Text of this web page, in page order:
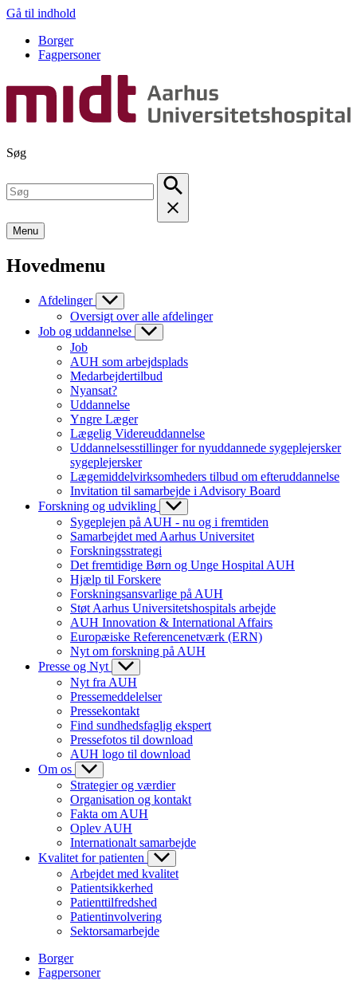
Gå til indhold
Borger
Fagpersoner
Søg
Menu
Hovedmenu
Afdelinger
Oversigt over alle afdelinger
Job og uddannelse
Job
AUH som arbejdsplads
Medarbejdertilbud
Nyansat?
Uddannelse
Yngre Læger
Lægelig Videreuddannelse
Uddannelsesstillinger for nyuddannede sygeplejersker
sygeplejersker
Lægemiddelvirksomheders tilbud om efteruddannelse
Invitation til samarbejde i Advisory Board
Forskning og udvikling
Sygeplejen på AUH - nu og i fremtiden
Samarbejdet med Aarhus Universitet
Forskningsstrategi
Det fremtidige Børn og Unge Hospital AUH
Hjælp til Forskere
Forskningsansvarlige på AUH
Støt Aarhus Universitetshospitals arbejde
AUH Innovation & International Affairs
Europæiske Referencenetværk (ERN)
Nyt om forskning på AUH
Presse og Nyt
Nyt fra AUH
Pressemeddelelser
Pressekontakt
Find sundhedsfaglig ekspert
Pressefotos til download
AUH logo til download
Om os
Strategier og værdier
Organisation og kontakt
Fakta om AUH
Oplev AUH
Internationalt samarbejde
Kvalitet for patienten
Arbejdet med kvalitet
Patientsikkerhed
Patienttilfredshed
Patientinvolvering
Sektorsamarbejde
Borger
Fagpersoner